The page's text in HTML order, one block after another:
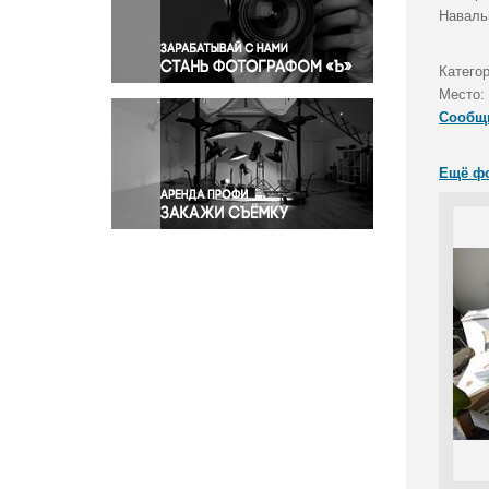
Правосудие
Происшествия и конфликты
Религия
Светская жизнь
Спорт
Экология
Экономика и бизнес
Место:
Ещё